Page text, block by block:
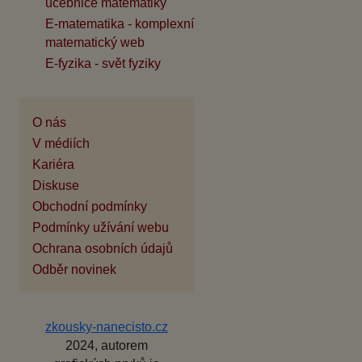
E-matematika - komplexní
matematický web
E-fyzika - svět fyziky
O nás
V médiích
Kariéra
Diskuse
Obchodní podmínky
Podmínky užívání webu
Ochrana osobních údajů
Odběr novinek
zkousky-nanecisto.cz
2024, autorem